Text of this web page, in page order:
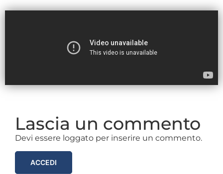
Lascia un commento
Devi essere loggato per inserire un commento.
ACCEDI